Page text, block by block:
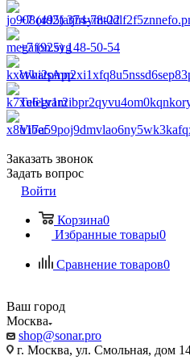
+7 (495) 374-78-22
+7 (925) 148-50-54
WhatsApp
Telegram
Viber
Заказать звонок
Задать вопрос
Войти
Корзина0
Избранные товары0
Сравнение товаров0
Ваш город
Москва
shop@sonar.pro
г. Москва, ул. Смольная, дом